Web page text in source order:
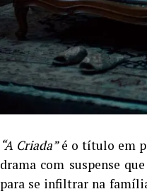
“A Criada”é o título em
drama com suspense
para se infiltrar na